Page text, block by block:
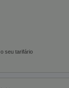
seu tarifário